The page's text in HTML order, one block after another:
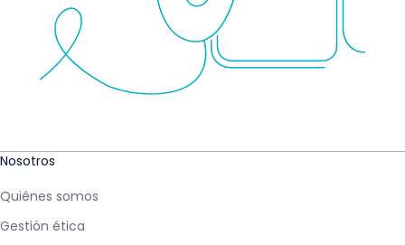
Nosotros
Quiénes somos
Gestión ética